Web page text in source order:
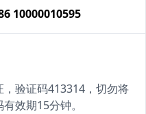
10000010595
，验证码413314，切勿将
效期15分钟。